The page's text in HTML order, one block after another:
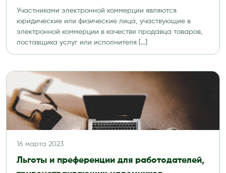
Участниками электронной коммерции являются
юридические или физические лица, участвующие в
электронной коммерции в качестве продавца товаров,
поставщика услуг или исполнителя […]
16 марта 2023
Льготы и преференции для работодателей,